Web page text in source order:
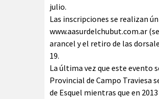
julio.
Las inscripciones se realizan
www.aasurdelchubut.com.ar
arancel y el retiro de las
19.
La última vez que este evento
Provincial de Campo Traviesa
de Esquel mientras que en